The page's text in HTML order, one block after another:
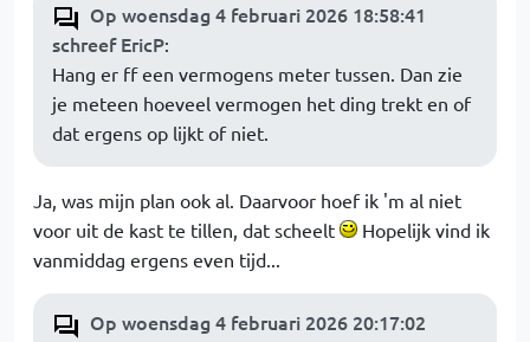
Op woensdag 4 februari 2026 18:58:41
schreef EricP:
Hang er ff een vermogens meter tussen. Dan zie
je meteen hoeveel vermogen het ding trekt en of
dat ergens op lijkt of niet.
Ja, was mijn plan ook al. Daarvoor hoef ik 'm al niet
voor uit de kast te tillen, dat scheelt
Hopelijk vind ik
vanmiddag ergens even tijd...
Op woensdag 4 februari 2026 20:17:02